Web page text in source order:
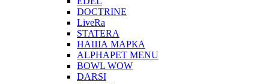
DOCTRINE
LiveRa
STATERA
НАША МАРКА
ALPHAPET MENU
BOWL WOW
DARSI